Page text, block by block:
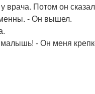
врача. Потом он
- Он вышел.
- Он меня